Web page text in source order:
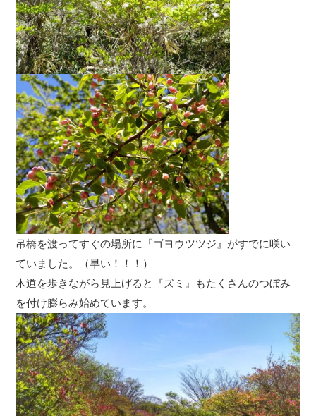
吊橋を渡ってすぐの場所に『ゴヨウツツジ』がすでに咲い
ていました。（早い！！！）
木道を歩きながら見上げると『ズミ』もたくさんのつぼみ
を付け膨らみ始めています。